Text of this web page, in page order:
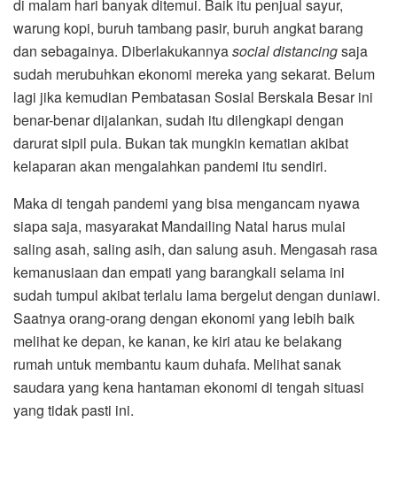
di malam hari banyak ditemui. Baik itu penjual sayur,
warung kopi, buruh tambang pasir, buruh angkat barang
dan sebagainya. Diberlakukannyasocial distancingsaja
sudah merubuhkan ekonomi mereka yang sekarat. Belum
lagi jika kemudian Pembatasan Sosial Berskala Besar ini
benar-benar dijalankan, sudah itu dilengkapi dengan
darurat sipil pula. Bukan tak mungkin kematian akibat
kelaparan akan mengalahkan pandemi itu sendiri.
Maka di tengah pandemi yang bisa mengancam nyawa
siapa saja, masyarakat Mandailing Natal harus mulai
saling asah, saling asih, dan salung asuh. Mengasah rasa
kemanusiaan dan empati yang barangkali selama ini
sudah tumpul akibat terlalu lama bergelut dengan duniawi.
Saatnya orang-orang dengan ekonomi yang lebih baik
melihat ke depan, ke kanan, ke kiri atau ke belakang
rumah untuk membantu kaum duhafa. Melihat sanak
saudara yang kena hantaman ekonomi di tengah situasi
yang tidak pasti ini.